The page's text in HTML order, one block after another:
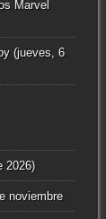
Marvel
(jueves, 6
2026)
noviembre